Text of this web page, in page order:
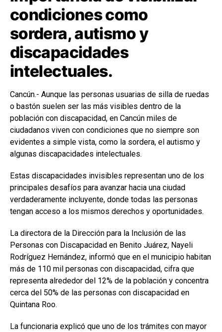
condiciones como
sordera, autismo y
discapacidades
intelectuales.
Cancún.- Aunque las personas usuarias de silla de ruedas
o bastón suelen ser las más visibles dentro de la
población con discapacidad, en Cancún miles de
ciudadanos viven con condiciones que no siempre son
evidentes a simple vista, como la sordera, el autismo y
algunas discapacidades intelectuales.
Estas discapacidades invisibles representan uno de los
principales desafíos para avanzar hacia una ciudad
verdaderamente incluyente, donde todas las personas
tengan acceso a los mismos derechos y oportunidades.
La directora de la Dirección para la Inclusión de las
Personas con Discapacidad en Benito Juárez, Nayeli
Rodríguez Hernández, informó que en el municipio habitan
más de 110 mil personas con discapacidad, cifra que
representa alrededor del 12% de la población y concentra
cerca del 50% de las personas con discapacidad en
Quintana Roo.
La funcionaria explicó que uno de los trámites con mayor